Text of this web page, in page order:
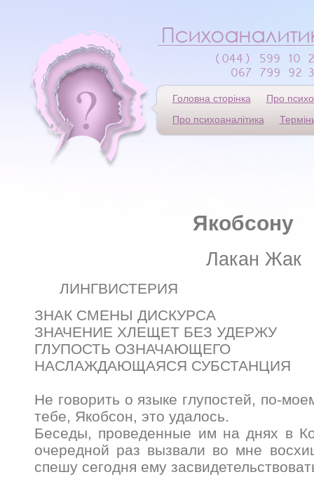
Головна сторінка
Про
Про психоаналітика
Якобсону
Лакан Жак
ЛИНГВИСТЕРИЯ
ЗНАК СМЕНЫ ДИСКУРСА
ЗНАЧЕНИЕ ХЛЕЩЕТ БЕЗ УДЕРЖУ
ГЛУПОСТЬ ОЗНАЧАЮЩЕГО
НАСЛАЖДАЮЩАЯСЯ СУБСТАНЦИЯ
Не говорить о языке глупостей, по-
тебе, Якобсон, это удалось.
Беседы, проведенные им на днях в
очередной раз вызвали во мне
спешу сегодня ему